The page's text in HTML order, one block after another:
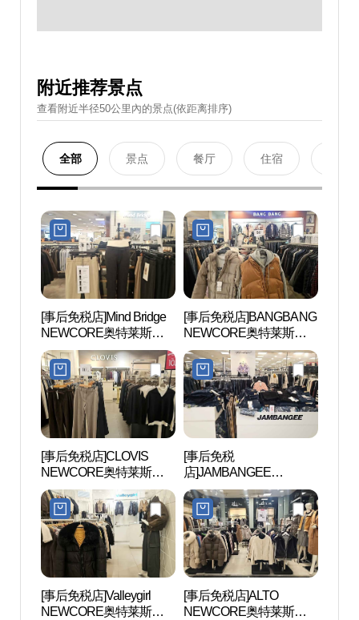
附近推荐景点
查看附近半径50公里內的景点(依距离排序)
全部 景点 餐厅 住宿
[事后免税店]Mind Bridge
NEWCORE奥特莱斯山
本店(마인드브릿지 뉴코
아아울렛 산본점)
[事后免税店]BANGBANG
NEWCORE奥特莱斯山
本店(뱅뱅 뉴코아아울렛
산본점)
[事后免税店]CLOVIS
NEWCORE奥特莱斯山
本店(클라비스 뉴코아아
울렛 산본점)
[事后免税
店]JAMBANGEE
NEWCORE奥特莱斯山
本店(잠뱅이 뉴코아아울
렛 산본점)
[事后免税店]Valleygirl
NEWCORE奥特莱斯山
[事后免税店]ALTO
NEWCORE奥特莱斯山